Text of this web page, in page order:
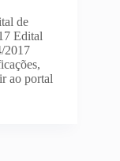
de
Edital
2017
ao portal